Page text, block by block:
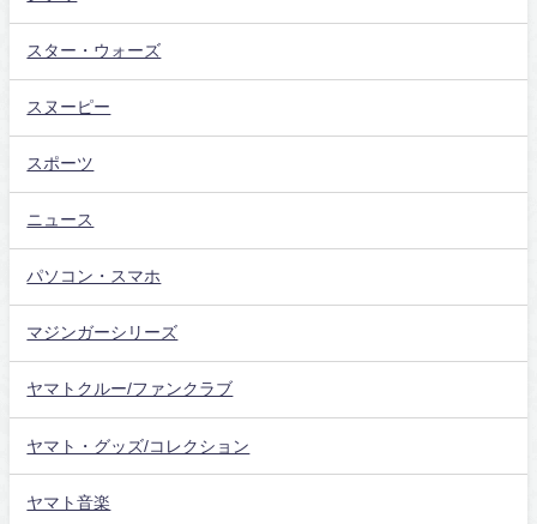
スター・ウォーズ
スヌーピー
スポーツ
ニュース
パソコン・スマホ
マジンガーシリーズ
ヤマトクルー/ファンクラブ
ヤマト・グッズ/コレクション
ヤマト音楽